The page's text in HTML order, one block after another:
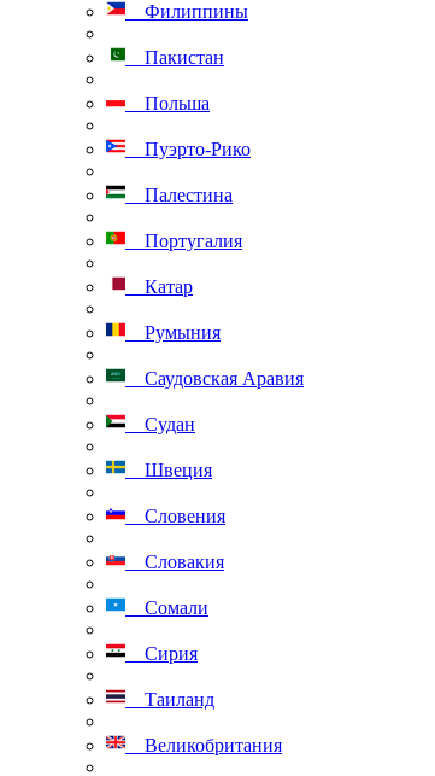
Филиппины
Пакистан
Польша
Пуэрто-Рико
Палестина
Португалия
Катар
Румыния
Саудовская Аравия
Судан
Швеция
Словения
Словакия
Сомали
Сирия
Таиланд
Великобритания